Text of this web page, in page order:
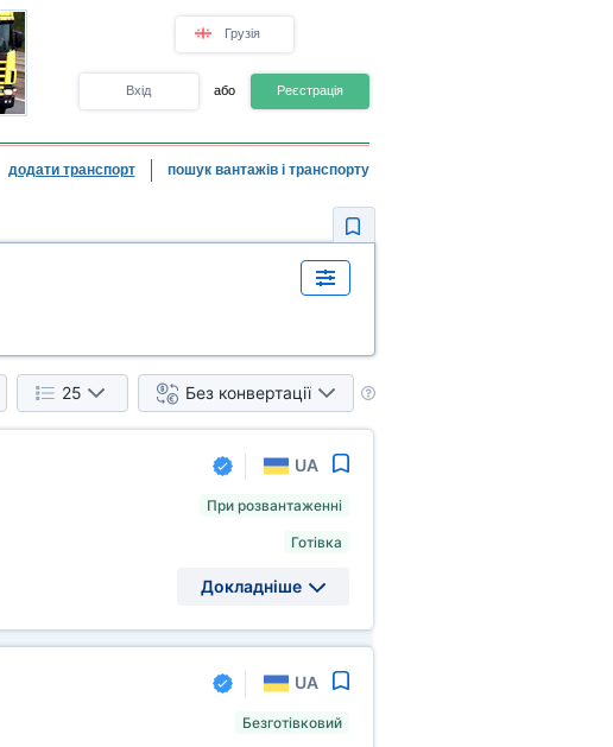
Грузія
Вхід або Реєстрація
додати транспорт пошук вантажів і транспорту
25 Без конвертації
UA
При розвантаженні
Готівка
Докладніше
UA
Безготівковий